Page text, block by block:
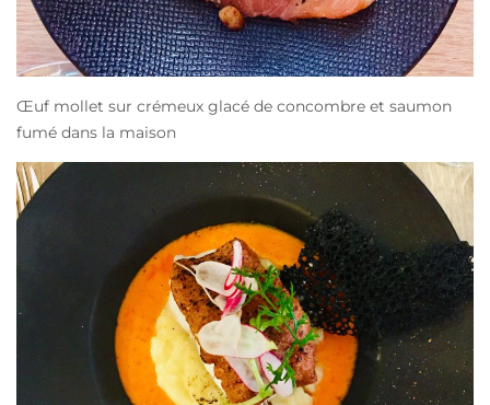
Œuf mollet sur crémeux glacé de concombre et saumon
fumé dans la maison